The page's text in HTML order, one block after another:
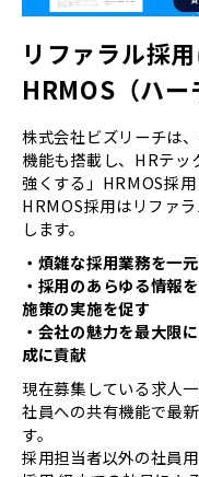
リファラル採
HRMOS（ハー
株式会社ビズリーチは
機能も搭載し、HRテ
強くする」HRMOS採⽤
HRMOS採⽤はリファ
します。
・煩雑な採用業務を一
・採用のあらゆる情報
施策の実施を促す
・会社の魅力を最大限
成に貢献
現在募集している求⼈
社員への共有機能で最
す。
採⽤担当者以外の社員